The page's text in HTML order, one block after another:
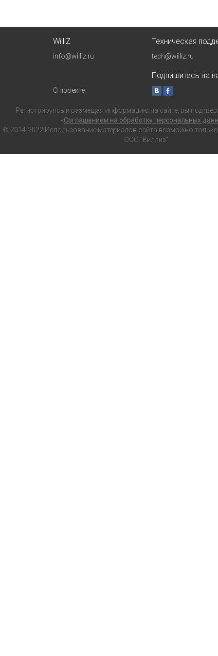
WilliZ
info@williz.ru
Техническая
tech@williz.ru
О проекте
Подпишитесь на
Регистрируясь и размещая информацию на сайте, вы
«Соглашением на обработку персональных
© 2014-2022 Использование материалов сайта возможно
ООО "Виллиз"